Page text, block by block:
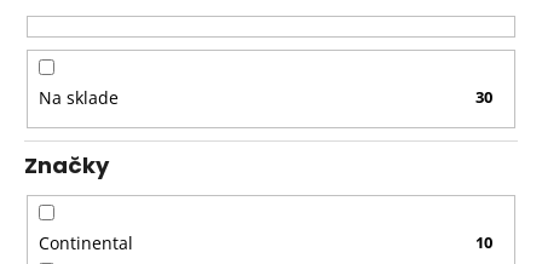
r
o
d
u
k
t
o
v
Na sklade 30
Značky
Continental 10